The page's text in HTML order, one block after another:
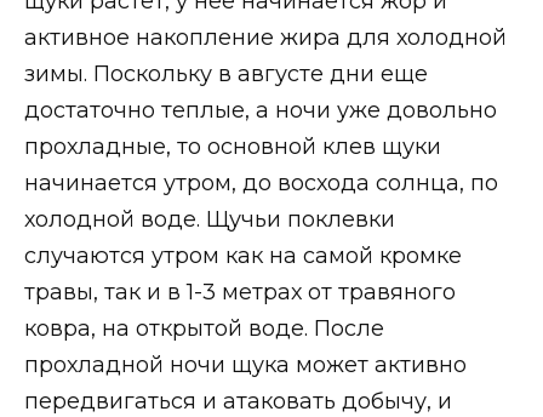
активное накопление жира для холодной
зимы. Поскольку в августе дни еще
достаточно теплые, а ночи уже довольно
прохладные, то основной клев щуки
начинается утром, до восхода солнца, по
холодной воде. Щучьи поклевки
случаются утром как на самой кромке
травы, так и в 1-3 метрах от травяного
ковра, на открытой воде. После
прохладной ночи щука может активно
передвигаться и атаковать добычу, и